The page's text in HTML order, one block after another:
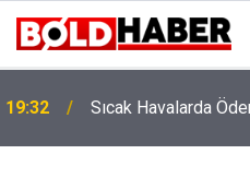
19:32 Sıcak Havalarda